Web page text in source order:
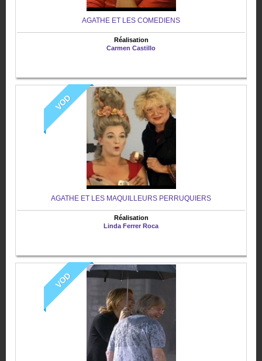
AGATHE ET LES COMEDIENS
Réalisation
Carmen Castillo
VOD
AGATHE ET LES MAQUILLEURS PERRUQUIERS
Réalisation
Linda Ferrer Roca
VOD